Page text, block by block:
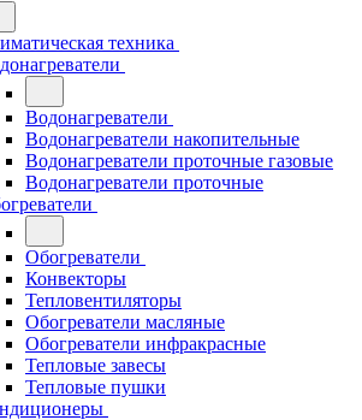
техника
Водонагреватели
Водонагреватели накопительные
Водонагреватели проточные газовые
Водонагреватели проточные
Обогреватели
Конвекторы
Тепловентиляторы
Обогреватели масляные
Обогреватели инфракрасные
Тепловые завесы
Тепловые пушки